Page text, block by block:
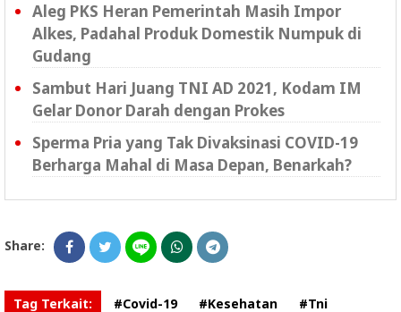
Aleg PKS Heran Pemerintah Masih Impor
Alkes, Padahal Produk Domestik Numpuk di
Gudang
Sambut Hari Juang TNI AD 2021, Kodam IM
Gelar Donor Darah dengan Prokes
Sperma Pria yang Tak Divaksinasi COVID-19
Berharga Mahal di Masa Depan, Benarkah?
Share:
Tag Terkait: #Covid-19 #Kesehatan #Tni